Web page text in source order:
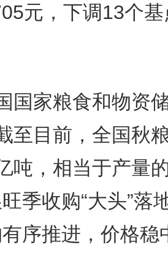
元，下调13个
家粮食和物资
至目前，全国秋
吨，相当于产量
季收购“大头”落
序推进，价格稳